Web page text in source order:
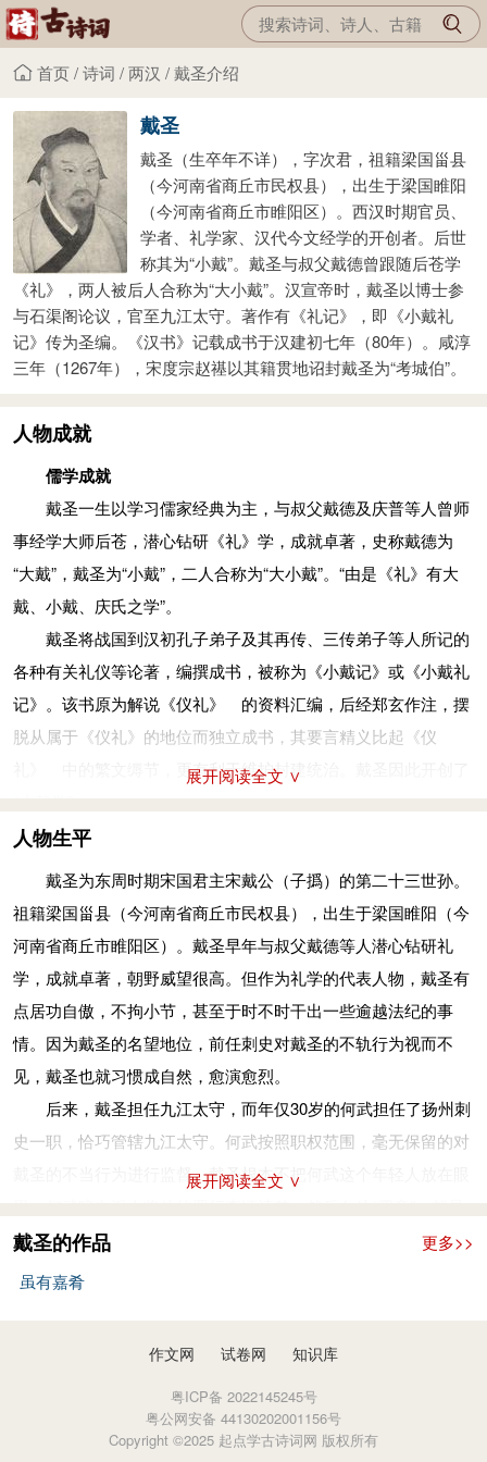
首页/诗词 /两汉 /戴圣介绍
戴圣
戴圣（生卒年不详），字次君，祖籍梁国甾县
（今河南省商丘市民权县），出生于梁国睢阳
（今河南省商丘市睢阳区）。西汉时期官员、
学者、礼学家、汉代今文经学的开创者。后世
称其为“小戴”。戴圣与叔父戴德曾跟随后苍学
《礼》，两人被后人合称为“大小戴”。汉宣帝时，戴圣以博士参
与石渠阁论议，官至九江太守。著作有《礼记》，即《小戴礼
记》传为圣编。《汉书》记载成书于汉建初七年（80年）。咸淳
三年（1267年），宋度宗赵禥以其籍贯地诏封戴圣为“考城伯”。
人物成就
儒学成就
戴圣一生以学习儒家经典为主，与叔父戴德及庆普等人曾师
事经学大师后苍，潜心钻研《礼》学，成就卓著，史称戴德为
“大戴”，戴圣为“小戴”，二人合称为“大小戴”。“由是《礼》有大
戴、小戴、庆氏之学”。
戴圣将战国到汉初孔子弟子及其再传、三传弟子等人所记的
各种有关礼仪等论著，编撰成书，被称为《小戴记》或《小戴礼
记》。该书原为解说《仪礼》 的资料汇编，后经郑玄作注，摆
脱从属于《仪礼》的地位而独立成书，其要言精义比起《仪
礼》 中的繁文缛节，更有利于维护封建统治。戴圣因此开创了
学术影响
展开阅读全文 ∨
人物生平
戴圣为东周时期宋国君主宋戴公（子撝）的第二十三世孙。
祖籍梁国甾县（今河南省商丘市民权县），出生于梁国睢阳（今
河南省商丘市睢阳区）。戴圣早年与叔父戴德等人潜心钻研礼
学，成就卓著，朝野威望很高。但作为礼学的代表人物，戴圣有
点居功自傲，不拘小节，甚至于时不时干出一些逾越法纪的事
情。因为戴圣的名望地位，前任刺史对戴圣的不轨行为视而不
见，戴圣也就习惯成自然，愈演愈烈。
后来，戴圣担任九江太守，而年仅30岁的何武担任了扬州刺
史一职，恰巧管辖九江太守。何武按照职权范围，毫无保留的对
戴圣的不当行为进行监督。戴圣根本不把何武这个年轻人放在眼
故意把罪证透露给他。戴圣知道自己的不端行为被何武掌握，对
何武更加憎恨。虽然何武没有告发戴圣，但戴圣担心何武检举自
不久，戴圣儿子的宾客勾结绿林大盗抢劫，其子受牵连入
狱，被官府抓获，羁押在庐江。处理这一起案子的正是何武。真
是冤家路窄，戴圣以为自己毁谤了何武定会遭到报复，儿子肯定
展开阅读全文 ∨
戴圣的作品
更多>>
虽有嘉肴
作文网 试卷网 知识库
粤ICP备 2022145245号
粤公网安备 44130202001156号
Copyright ©2025 起点学古诗词网 版权所有